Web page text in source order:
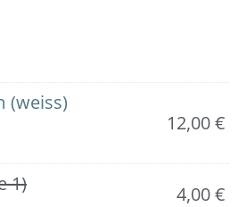
(weiss)
12,00€
1) 4,00€